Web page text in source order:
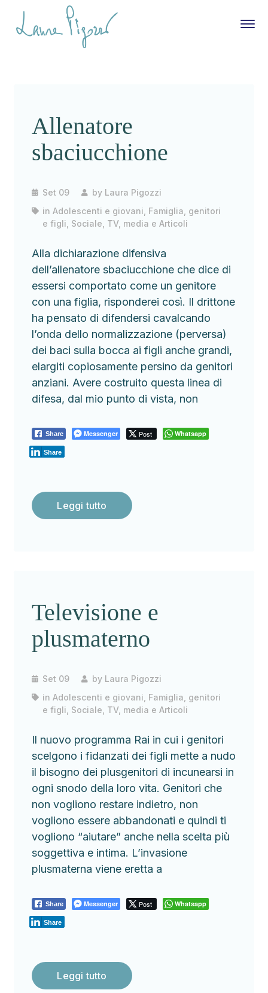
Allenatore
sbaciucchione
Set 09 by Laura Pigozzi
inAdolescenti e giovani Famiglia, genitori
e figli Sociale TV, media e Articoli
Alla dichiarazione difensiva
dell’allenatore sbaciucchione che dice di
essersi comportato come un genitore
con una figlia, risponderei così. Il drittone
ha pensato di difendersi cavalcando
l’onda dello normalizzazione (perversa)
dei baci sulla bocca ai figli anche grandi,
elargiti copiosamente persino da genitori
anziani. Avere costruito questa linea di
difesa, dal mio punto di vista, non
Share Messenger Post Whatsapp
Share
Leggi tutto
Televisione e
plusmaterno
Set 09 by Laura Pigozzi
inAdolescenti e giovani Famiglia, genitori
e figli Sociale TV, media e Articoli
Il nuovo programma Rai in cui i genitori
scelgono i fidanzati dei figli mette a nudo
il bisogno dei plusgenitori di incunearsi in
ogni snodo della loro vita. Genitori che
non vogliono restare indietro, non
vogliono essere abbandonati e quindi ti
vogliono “aiutare” anche nella scelta più
soggettiva e intima. L’invasione
plusmaterna viene eretta a
Share Messenger Post Whatsapp
Share
Leggi tutto